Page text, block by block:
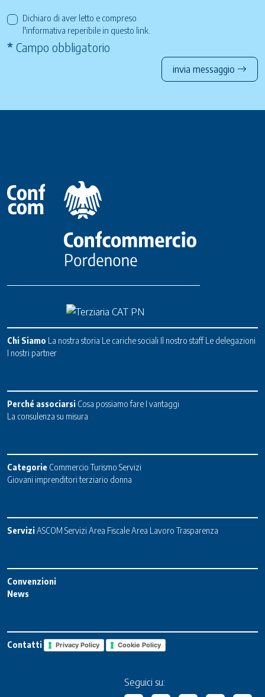
Dichiaro di aver letto e compreso
l'informativa reperibile in questo link
* Campo obbligatorio
invia messaggio
Chi Siamo La nostra storia Le cariche sociali Il nostro staff Le delegazioni
I nostri partner
Perché associarsi Cosa possiamo fare I vantaggi
La consulenza su misura
Categorie Commercio Turismo Servizi
Giovani imprenditori terziario donna
ServiziASCOM Servizi Area FiscaleArea Lavoro Trasparenza
Convenzioni
News
Contatti Privacy Policy Cookie Policy
Seguici su: